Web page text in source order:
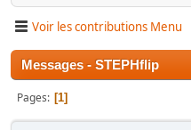
Voir les contributions Menu
Messages - STEPHflip
Pages 1